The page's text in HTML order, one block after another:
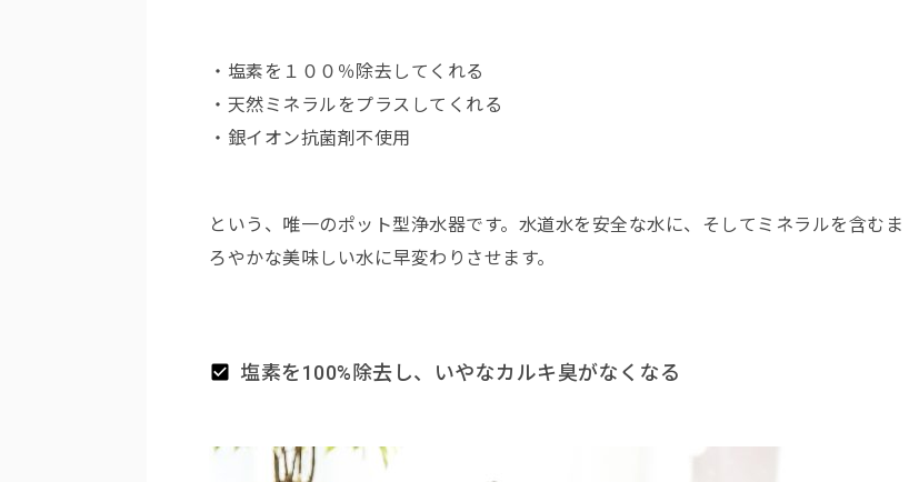
・塩素を１００％除去してくれる
・天然ミネラルをプラスしてくれる
・銀イオン抗菌剤不使用
という、唯一のポット型浄水器です。水道水を安全な水に、そしてミネラルを含むま
ろやかな美味しい水に早変わりさせます。
塩素を100%除去し、いやなカルキ臭がなくなる